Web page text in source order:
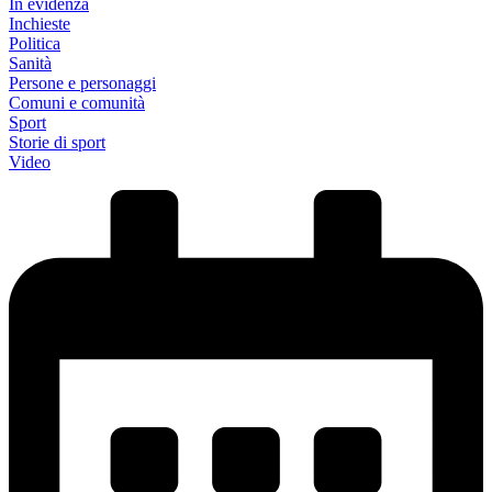
Inchieste
Politica
Sanità
Persone e personaggi
Comuni e comunità
Sport
Storie di sport
Video